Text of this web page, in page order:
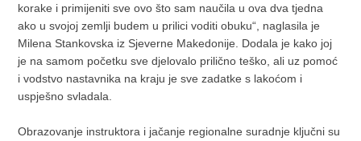
korake i primijeniti sve ovo što sam naučila u ova dva tjedna
ako u svojoj zemlji budem u prilici voditi obuku“, naglasila je
Milena Stankovska iz Sjeverne Makedonije. Dodala je kako joj
je na samom početku sve djelovalo prilično teško, ali uz pomoć
i vodstvo nastavnika na kraju je sve zadatke s lakoćom i
uspješno svladala.
Obrazovanje instruktora i jačanje regionalne suradnje ključni su